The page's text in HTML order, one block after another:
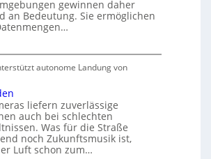
gewinnen daher
an Bedeutung. Sie ermöglichen
autonome Landung von
liefern zuverlässige
auch bei schlechten
Was für die Straße
noch Zukunftsmusik ist,
Luft schon zum…